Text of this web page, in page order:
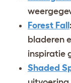
Forest Fall
bladeren
inspiratie
Shaded